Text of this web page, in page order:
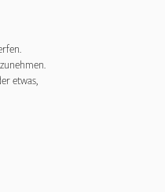
etwas,